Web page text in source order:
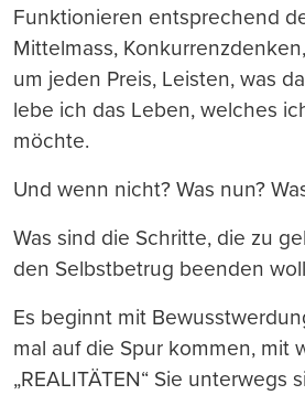
Funktionieren entsprechend
Mittelmass,
um jeden Preis, Leisten, was
lebe ich das Leben, welches
möchte.
Und wenn nicht? Was nun?
Was sind die Schritte, die zu
den Selbstbetrug beenden
Es beginnt mit
mal auf die Spur kommen, mit
„REALITÄTEN“ Sie unterwegs